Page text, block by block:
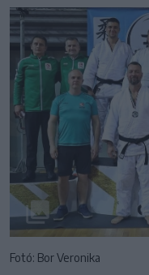
Fotó: Bor Veronika